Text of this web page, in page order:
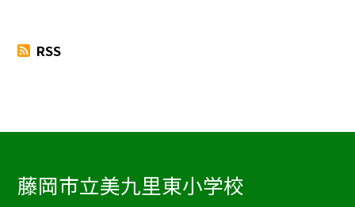
RSS
藤岡市立美九里東小学校